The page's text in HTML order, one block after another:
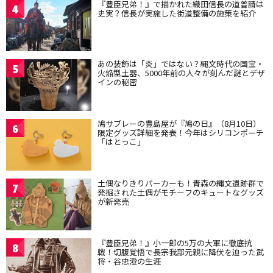
4 『豊臣兄弟！』で描かれた織田信長の道普請は
史実？信長が実施した街道整備の施策を紹介
5 あの装飾は「炎」ではない？縄文時代の国宝・
火焔型土器、5000年前の人々が刻んだ謎とデザ
インの秘密
6 鳩サブレーの豊島屋が『鳩の日』（8月10日）
限定グッズ詳細を発表！今年はシリコンポーチ
「はとっこ」
7 土偶なりきりパーカーも！青森の縄文遺跡群で
発掘された土偶がモチーフのキュートなグッズ
が新発売
8 『豊臣兄弟！』小一郎の5万の大軍に徹底抗
戦！切腹覚悟で長宗我部元親に降伏を迫った武
将・谷忠澄の生涯